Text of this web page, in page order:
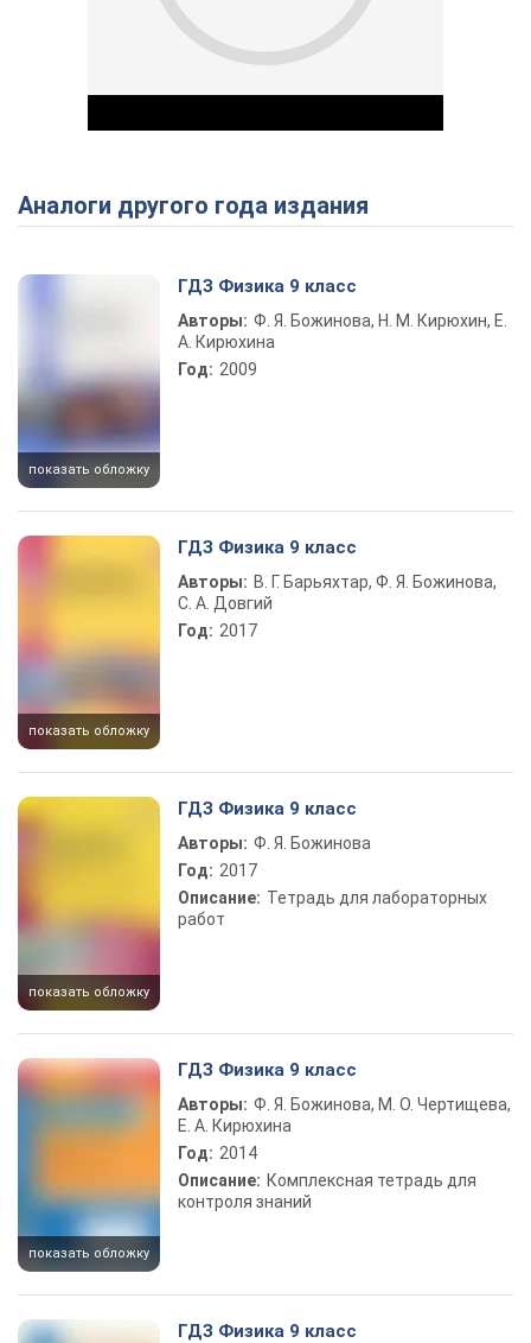
Play Video
Аналоги другого года издания
показать обложку
ГДЗ Физика 9 класс
Авторы: Ф. Я. Божинова, Н. М. Кирюхин, Е.
А. Кирюхина
Год: 2009
показать обложку
ГДЗ Физика 9 класс
Авторы: В. Г. Барьяхтар, Ф. Я. Божинова,
С. А. Довгий
Год: 2017
показать обложку
ГДЗ Физика 9 класс
Авторы: Ф. Я. Божинова
Год: 2017
Описание: Тетрадь для лабораторных
работ
показать обложку
ГДЗ Физика 9 класс
Авторы: Ф. Я. Божинова, М. О. Чертищева,
Е. А. Кирюхина
Год: 2014
Описание: Комплексная тетрадь для
контроля знаний
ГДЗ Физика 9 класс